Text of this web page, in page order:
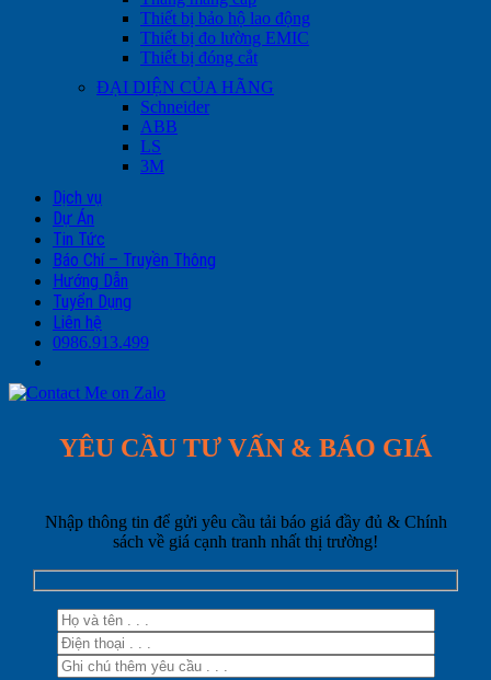
Thiết bị bảo hộ lao động
Thiết bị đo lường EMIC
Thiết bị đóng cắt
ĐẠI DIỆN CỦA HÃNG
Schneider
ABB
LS
3M
Dịch vụ
Dự Án
Tin Tức
Báo Chí – Truyền Thông
Hướng Dẫn
Tuyển Dụng
Liên hệ
0986.913.499
YÊU CẦU TƯ VẤN & BÁO GIÁ
Nhập thông tin để gửi yêu cầu tải báo giá đầy đủ & Chính
sách về giá cạnh tranh nhất thị trường!